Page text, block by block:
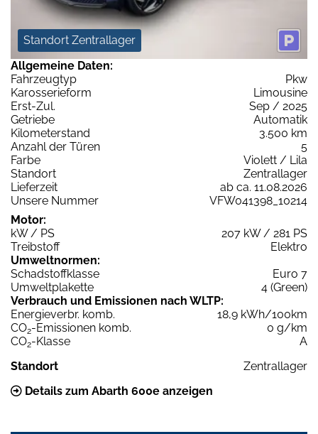
Standort Zentrallager
Allgemeine Daten:
Fahrzeugtyp
Pkw
Karosserieform
Limousine
Erst-Zul.
Sep / 2025
Getriebe
Automatik
Kilometerstand
3.500 km
Anzahl der Türen
5
Farbe
Violett / Lila
Standort
Zentrallager
Lieferzeit
ab ca. 11.08.2026
Unsere Nummer
VFW041398_10214
Motor:
kW / PS
207 kW / 281 PS
Treibstoff
Elektro
Umweltnormen:
Schadstoffklasse
Euro 7
Umweltplakette
4 (Green)
Verbrauch und Emissionen nach WLTP:
Energieverbr. komb.
18,9 kWh/100km
CO2-Emissionen komb.
0 g/km
CO2-Klasse
A
Standort
Zentrallager
Details zum Abarth 600e anzeigen